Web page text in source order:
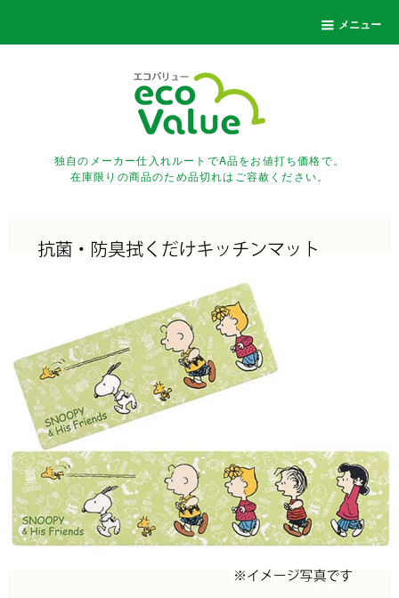
メニュー
独自のメーカー仕入れルートでA品をお値打ち価格で。
在庫限りの商品のため品切れはご容赦ください。